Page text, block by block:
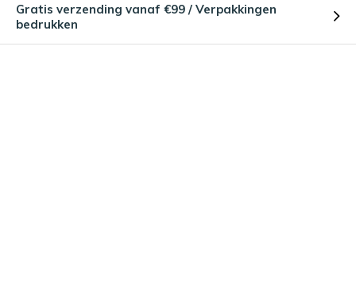
Gratis verzending vanaf €99 / Verpakkingen
bedrukken